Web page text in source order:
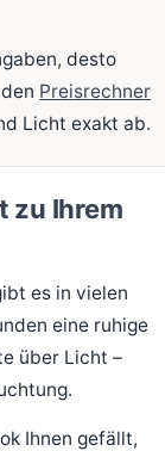
desto
Preisrechner
Licht exakt ab.
zu Ihrem
es in vielen
eine ruhige
über Licht –
Ihnen gefällt,